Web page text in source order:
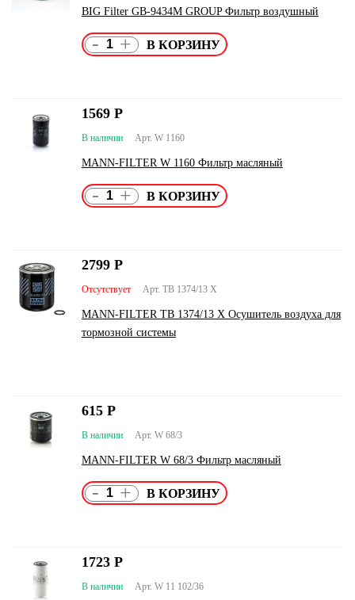
BIG Filter GB-9434M GROUP Фильтр воздушный
- +
Арт. W 1160
В наличии
MANN-FILTER W 1160 Фильтр масляный
1569 Р
- +
Арт. TB 1374/13 X
Отсутствует
MANN-FILTER TB 1374/13 X Осушитель воздуха для
тормозной системы
2799 Р
Арт. W 68/3
В наличии
MANN-FILTER W 68/3 Фильтр масляный
615 Р
- +
Арт. W 11 102/36
В наличии
1723 Р